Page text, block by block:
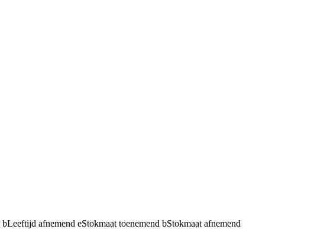
bLeeftijd afnemend eStokmaat toenemend bStokmaat afnemend